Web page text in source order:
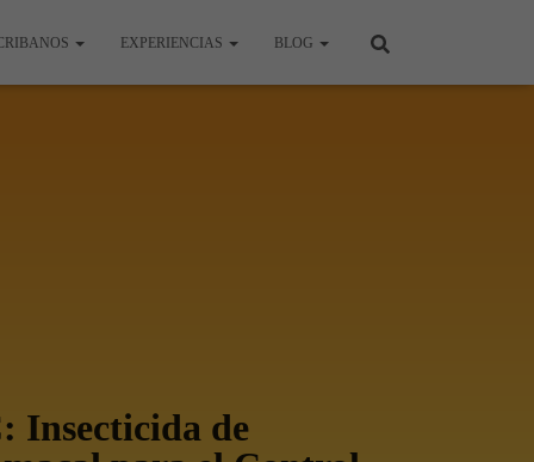
EXPERIENCIAS BLOG
Insecticida de